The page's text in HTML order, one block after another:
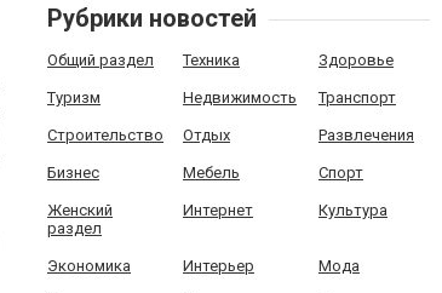
Рубрики новостей
Общий раздел Техника Здоровье
Туризм Недвижимость Транспорт
Строительство Отдых Развлечения
Бизнес Мебель Спорт
Женский
раздел
Интернет Культура
Экономика Интерьер Мода